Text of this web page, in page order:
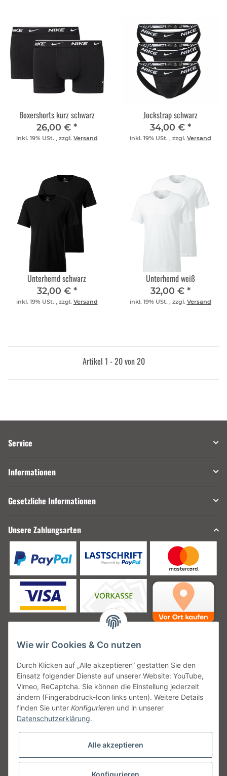
Boxershorts kurz schwarz
26,00 € *
inkl. 19% USt. , zzgl. Versand
Jockstrap schwarz
34,00 € *
inkl. 19% USt. , zzgl. Versand
Unterhemd schwarz
32,00 € *
inkl. 19% USt. , zzgl. Versand
Unterhemd weiß
32,00 € *
inkl. 19% USt. , zzgl. Versand
Artikel 1 - 20 von 20
Service
Informationen
Gesetzliche Informationen
Unsere Zahlungsarten
Unsere Versanddienstleister
Unsere Communities
Wie wir Cookies & Co nutzen
Durch Klicken auf „Alle akzeptieren“ gestatten Sie den
Einsatz folgender Dienste auf unserer Website: YouTube,
Vimeo, ReCaptcha. Sie können die Einstellung jederzeit
ändern (Fingerabdruck-Icon links unten). Weitere Details
finden Sie unter Konfigurieren und in unserer
Datenschutzerklärung.
Alle akzeptieren